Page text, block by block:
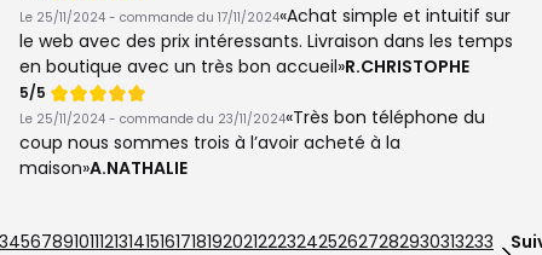
de
Le 25/11/2024 - commande du 17/11/2024 Achat simple et intuitif sur
le web avec des prix intéressants. Livraison dans les temps
en boutique avec un très bon accueil R.CHRISTOPHE
Note
de
5/5
Le 25/11/2024 - commande du 23/11/2024 Très bon téléphone du
coup nous sommes trois à l’avoir acheté à la
maison A.NATHALIE
3456789101112131415161718192021222324252627282930313233